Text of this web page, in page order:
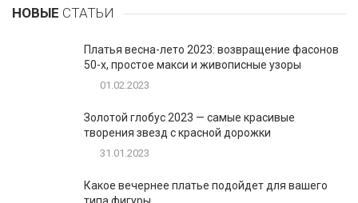
НОВЫЕ СТАТЬИ
Платья весна-лето 2023: возвращение фасонов
50-х, простое макси и живописные узоры
01.02.2023
Золотой глобус 2023 — самые красивые
творения звезд с красной дорожки
31.01.2023
Какое вечернее платье подойдет для вашего